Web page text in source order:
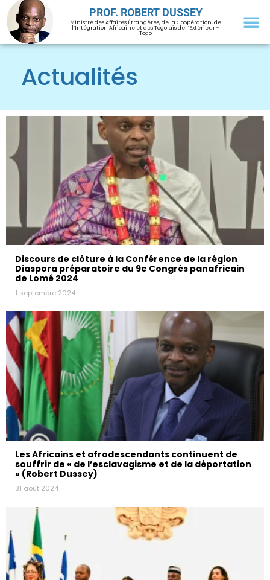
PROF. ROBERT DUSSEY
Ministre des Affaires Étrangères, de la Coopération, de
l’Intégration Africaine et des Togolais de l’Extérieur -
Togo
Actualités
Discours de clôture à la Conférence de la région
Diaspora préparatoire du 9e Congrès panafricain
de Lomé 2024
1 septembre 2024
Les Africains et afrodescendants continuent de
souffrir de « de l’esclavagisme et de la déportation
» (Robert Dussey)
31 août 2024